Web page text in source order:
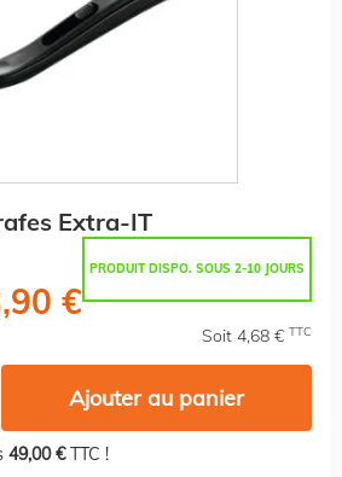
Extra-IT
PRODUIT DISPO. SOUS 2-10 JOURS
€
Soit 4,68 € TTC
Ajouter au panier
49,00 €TTC !